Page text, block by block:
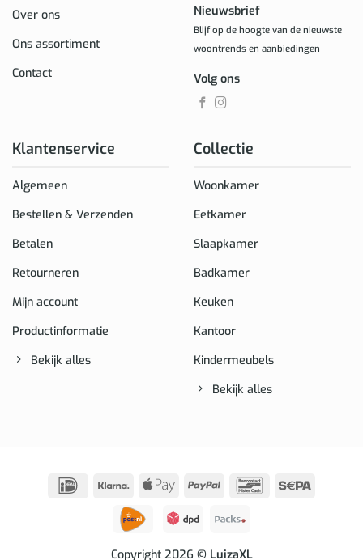
Over ons
Ons assortiment
Contact
Klantenservice
Algemeen
Bestellen & Verzenden
Betalen
Retourneren
Mijn account
Productinformatie
Bekijk alles
Collectie
Woonkamer
Eetkamer
Slaapkamer
Badkamer
Keuken
Kantoor
Kindermeubels
Bekijk alles
Nieuwsbrief
Blijf op de hoogte van de nieuwste
woontrends en aanbiedingen
Volg ons
IDeal Klarna
Apple
PayPal BancontactSepa
Copyright 2026 © LuizaXL